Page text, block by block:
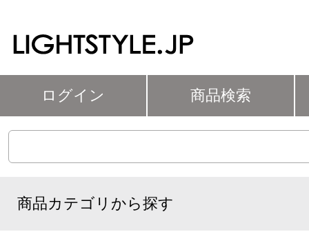
ログイン 商品検索
商品カテゴリから探す